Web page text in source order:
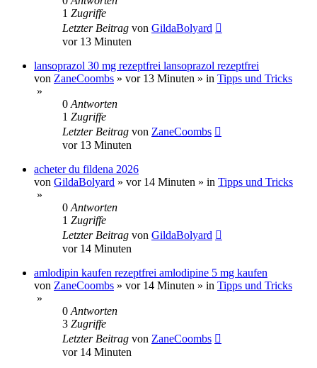
1 Zugriffe
Letzter Beitrag von GildaBolyard
vor 13 Minuten
lansoprazol 30 mg rezeptfrei lansoprazol rezeptfrei
von ZaneCoombs » vor 13 Minuten » in Tipps und Tricks
»
0 Antworten
1 Zugriffe
Letzter Beitrag von ZaneCoombs
vor 13 Minuten
acheter du fildena 2026
von GildaBolyard » vor 14 Minuten » in Tipps und Tricks
»
0 Antworten
1 Zugriffe
Letzter Beitrag von GildaBolyard
vor 14 Minuten
amlodipin kaufen rezeptfrei amlodipine 5 mg kaufen
von ZaneCoombs » vor 14 Minuten » in Tipps und Tricks
»
0 Antworten
3 Zugriffe
Letzter Beitrag von ZaneCoombs
vor 14 Minuten